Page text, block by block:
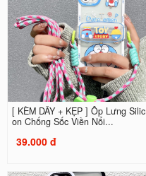
[ KÈM DÂY + KẸP ] Ốp Lưng Silic
on Chống Sốc Viền Nổi...
39.000 đ